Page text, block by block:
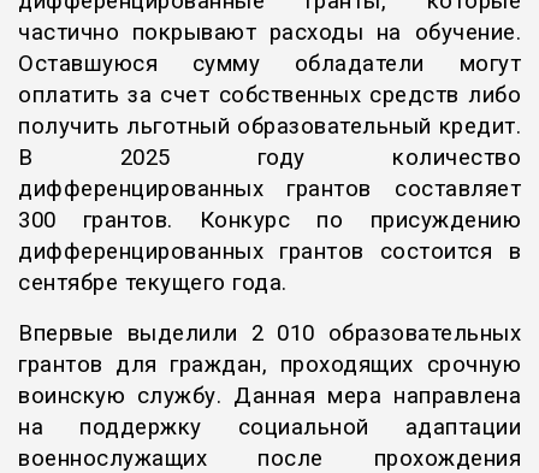
частично покрывают расходы на обучение.
Оставшуюся сумму обладатели могут
оплатить за счет собственных средств либо
получить льготный образовательный кредит.
В 2025 году количество
дифференцированных грантов составляет
300 грантов. Конкурс по присуждению
дифференцированных грантов состоится в
сентябре текущего года.
Впервые выделили 2 010 образовательных
грантов для граждан, проходящих срочную
воинскую службу. Данная мера направлена
на поддержку социальной адаптации
военнослужащих после прохождения